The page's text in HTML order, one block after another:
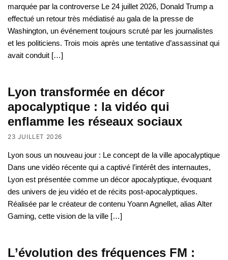
marquée par la controverse Le 24 juillet 2026, Donald Trump a
effectué un retour très médiatisé au gala de la presse de
Washington, un événement toujours scruté par les journalistes
et les politiciens. Trois mois après une tentative d’assassinat qui
avait conduit […]
Lyon transformée en décor
apocalyptique : la vidéo qui
enflamme les réseaux sociaux
23 JUILLET 2026
Lyon sous un nouveau jour : Le concept de la ville apocalyptique
Dans une vidéo récente qui a captivé l’intérêt des internautes,
Lyon est présentée comme un décor apocalyptique, évoquant
des univers de jeu vidéo et de récits post-apocalyptiques.
Réalisée par le créateur de contenu Yoann Agnellet, alias Alter
Gaming, cette vision de la ville […]
L’évolution des fréquences FM :